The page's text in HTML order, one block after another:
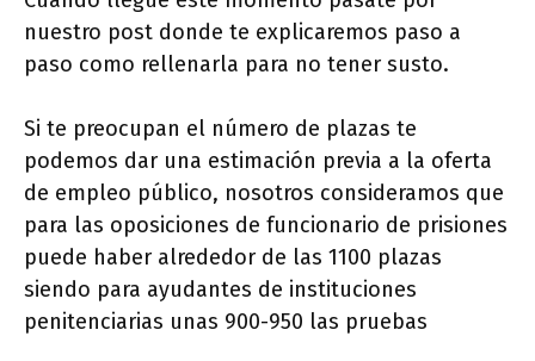
nuestro post donde te explicaremos paso a
paso como rellenarla para no tener susto.
Si te preocupan el número de plazas te
podemos dar una estimación previa a la oferta
de empleo público, nosotros consideramos que
para las oposiciones de funcionario de prisiones
puede haber alrededor de las 1100 plazas
siendo para ayudantes de instituciones
penitenciarias unas 900-950 las pruebas